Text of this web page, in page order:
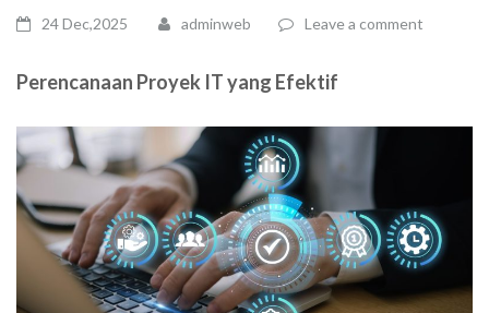
24 Dec,2025 adminweb Leave a comment
Perencanaan Proyek IT yang Efektif